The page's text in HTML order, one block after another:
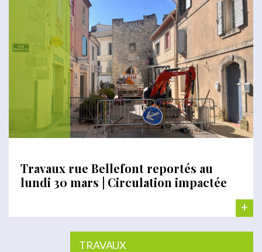
Travaux rue Bellefont reportés au
lundi 30 mars | Circulation impactée
+
TRAVAUX